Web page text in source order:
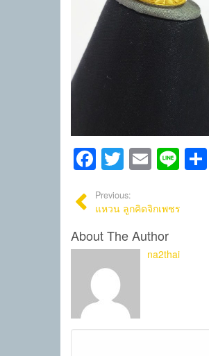
Facebook
Twitter
Email
Line
Previous:
แหวน ลูกคิดจิกเพชร
About The Author
na2thai